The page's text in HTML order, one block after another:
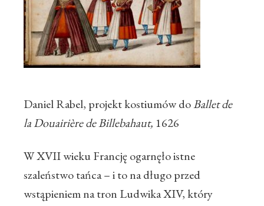
Daniel Rabel, projekt kostiumów doBallet de
la Douairière de Billebahaut, 1626
W XVII wieku Francję ogarnęło istne
szaleństwo tańca – i to na długo przed
wstąpieniem na tron Ludwika XIV, który